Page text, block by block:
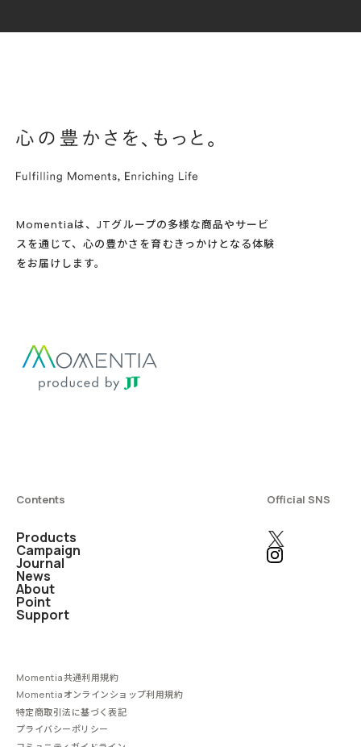
Momentiaは、JTグループの多様な商品やサービ
スを通じて、心の豊かさを育むきっかけとなる体験
をお届けします。
Contents
Products
Campaign
Journal
News
About
Point
Support
Official SNS
Momentia共通利用規約
Momentiaオンラインショップ利用規約
特定商取引法に基づく表記
プライバシーポリシー